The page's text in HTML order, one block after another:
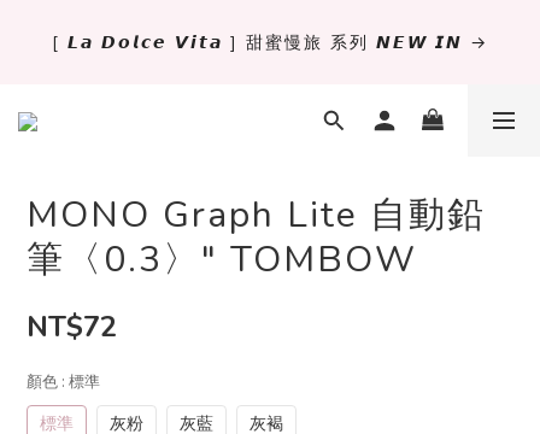
✨萬用手冊新尺寸進駐 .ᐟ.ᐟ  ꒰ 𝐌𝐈𝐍𝐈𝟔 這裡挑 ➜ ꒱
[ 𝙇𝙖 𝘿𝙤𝙡𝙘𝙚 𝙑𝙞𝙩𝙖 ] 甜蜜慢旅 系列 𝙉𝙀𝙒 𝙄𝙉 →
獨立文具店 X iMAT 聯名印章墊 ୨୧💝滿額送蛇年限定切
✨萬用手冊新尺寸進駐 .ᐟ.ᐟ  ꒰ 𝐌𝐈𝐍𝐈𝟔 這裡挑 ➜ ꒱
MONO Graph Lite 自動鉛
筆〈0.3〉" TOMBOW
NT$72
顏色 : 標準
標準 灰粉 灰藍 灰褐